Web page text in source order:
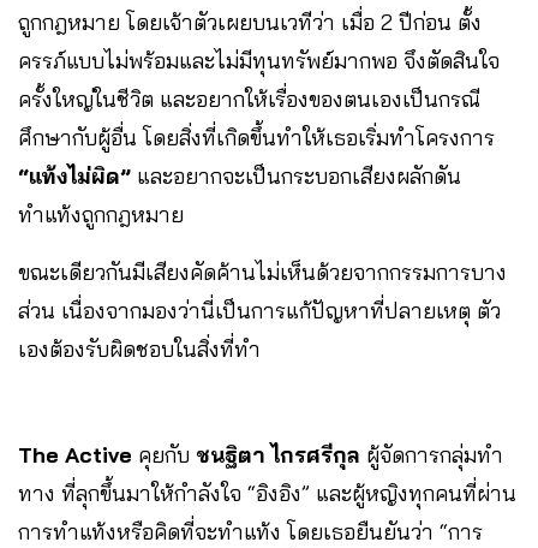
ถูกกฎหมาย โดยเจ้าตัวเผยบนเวทีว่า เมื่อ 2 ปีก่อน ตั้ง
ครรภ์แบบไม่พร้อมและไม่มีทุนทรัพย์มากพอ จึงตัดสินใจ
ครั้งใหญ่ในชีวิต และอยากให้เรื่องของตนเองเป็นกรณี
ศึกษากับผู้อื่น โดยสิ่งที่เกิดขึ้นทำให้เธอเริ่มทำโครงการ
“แท้งไม่ผิด” และอยากจะเป็นกระบอกเสียงผลักดัน
ทำแท้งถูกกฎหมาย
ขณะเดียวกันมีเสียงคัดค้านไม่เห็นด้วยจากกรรมการบาง
ส่วน เนื่องจากมองว่านี่เป็นการแก้ปัญหาที่ปลายเหตุ ตัว
เองต้องรับผิดชอบในสิ่งที่ทำ
The Active คุยกับ ชนฐิตา ไกรศรีกุล ผู้จัดการกลุ่มทำ
ทาง ที่ลุกขึ้นมาให้กำลังใจ “อิงอิง” และผู้หญิงทุกคนที่ผ่าน
การทำแท้งหรือคิดที่จะทำแท้ง โดยเธอยืนยันว่า “การ